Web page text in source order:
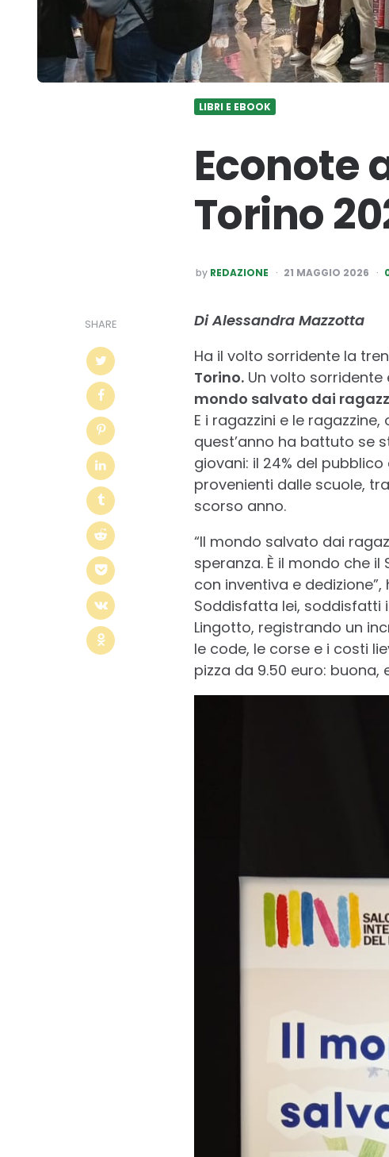
LIBRI E EBOOK
Econote
Torino
POSTED
BY
by REDAZIONE 21 MAGGIO 2026
SHARE
Di Alessandra Mazzotta
Ha il volto sorridente la
Torino.Un volto sorridente
mondo salvato dai
E i ragazzini e le
quest’anno ha battuto se
giovani: il 24% del
provenienti dalle scuole,
scorso anno.
“Il mondo salvato dai
speranza. È il mondo che
con inventiva e
Soddisfatta lei, soddisfatti
Lingotto, registrando un
le code, le corse e i costi
pizza da 9.50 euro: buona,